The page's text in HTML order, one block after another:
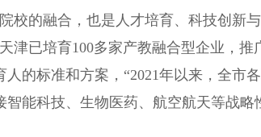
的融合，也是人才培育、科技创新
津已培育100多家产教融合型企业，推
的标准和方案，“2021年以来，全市
能科技、生物医药、航空航天等战略